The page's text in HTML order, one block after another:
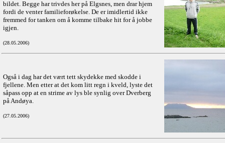
bildet. Begge har trivdes her på Elgsnes, men drar hjem
fordi de venter familieforøkelse. De er imidlertid ikke
fremmed for tanken om å komme tilbake hit for å jobbe
igjen.
(28.05.2006)
Også i dag har det vært tett skydekke med skodde i
fjellene. Men etter at det kom litt regn i kveld, lyste det
såpass opp at en strime av lys ble synlig over Dverberg
på Andøya.
(27.05.2006)